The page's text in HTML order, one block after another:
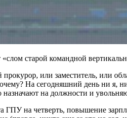
старой командной
или заместитель, или
На сегодняшний день ни я,
назначают на должности и
на четверть, повышение